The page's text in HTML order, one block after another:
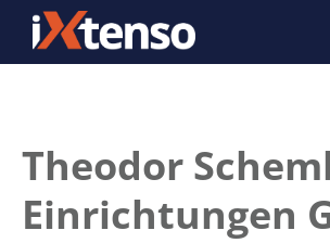
Theodor
Einrichtungen